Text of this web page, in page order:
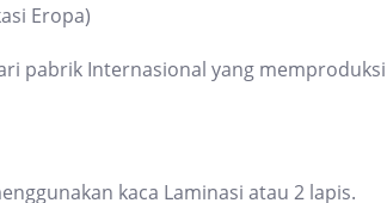
Eropa)
pabrik Internasional yang
kaca Laminasi atau 2 lapis.